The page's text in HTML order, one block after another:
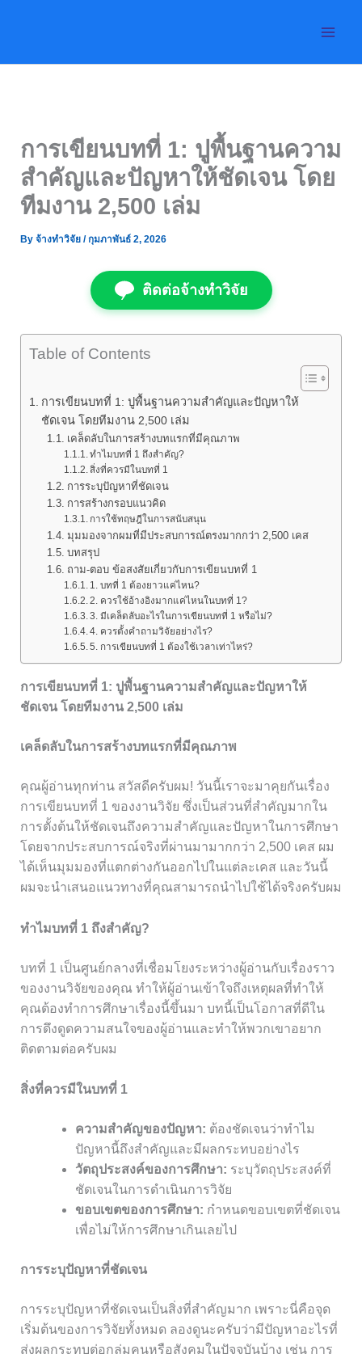
การเขียนบทที่ 1: ปูพื้นฐานความ
สำคัญและปัญหาให้ชัดเจน โดย
ทีมงาน 2,500 เล่ม
By จ้างทำวิจัย /กุมภาพันธ์ 2, 2026
ติดต่อจ้างทำวิจัย
Table of Contents
การเขียนบทที่ 1: ปูพื้นฐานความสำคัญและปัญหาให้
ชัดเจน โดยทีมงาน 2,500 เล่ม
เคล็ดลับในการสร้างบทแรกที่มีคุณภาพ
ทำไมบทที่ 1 ถึงสำคัญ?
สิ่งที่ควรมีในบทที่ 1
การระบุปัญหาที่ชัดเจน
การสร้างกรอบแนวคิด
การใช้ทฤษฎีในการสนับสนุน
มุมมองจากผมที่มีประสบการณ์ตรงมากกว่า 2,500 เคส
บทสรุป
ถาม-ตอบ ข้อสงสัยเกี่ยวกับการเขียนบทที่ 1
1. บทที่ 1 ต้องยาวแค่ไหน?
2. ควรใช้อ้างอิงมากแค่ไหนในบทที่ 1?
3. มีเคล็ดลับอะไรในการเขียนบทที่ 1 หรือไม่?
4. ควรตั้งคำถามวิจัยอย่างไร?
5. การเขียนบทที่ 1 ต้องใช้เวลาเท่าไหร่?
การเขียนบทที่ 1: ปูพื้นฐานความสำคัญและปัญหาให้
ชัดเจน โดยทีมงาน 2,500 เล่ม
เคล็ดลับในการสร้างบทแรกที่มีคุณภาพ
คุณผู้อ่านทุกท่าน สวัสดีครับผม! วันนี้เราจะมาคุยกันเรื่อง
การเขียนบทที่ 1 ของงานวิจัย ซึ่งเป็นส่วนที่สำคัญมากใน
การตั้งต้นให้ชัดเจนถึงความสำคัญและปัญหาในการศึกษา
โดยจากประสบการณ์จริงที่ผ่านมามากกว่า 2,500 เคส ผม
ได้เห็นมุมมองที่แตกต่างกันออกไปในแต่ละเคส และวันนี้
ผมจะนำเสนอแนวทางที่คุณสามารถนำไปใช้ได้จริงครับผม
ทำไมบทที่ 1 ถึงสำคัญ?
บทที่ 1 เป็นศูนย์กลางที่เชื่อมโยงระหว่างผู้อ่านกับเรื่องราว
ของงานวิจัยของคุณ ทำให้ผู้อ่านเข้าใจถึงเหตุผลที่ทำให้
คุณต้องทำการศึกษาเรื่องนี้ขึ้นมา บทนี้เป็นโอกาสที่ดีใน
การดึงดูดความสนใจของผู้อ่านและทำให้พวกเขาอยาก
ติดตามต่อครับผม
สิ่งที่ควรมีในบทที่ 1
ความสำคัญของปัญหา: ต้องชัดเจนว่าทำไม
ปัญหานี้ถึงสำคัญและมีผลกระทบอย่างไร
วัตถุประสงค์ของการศึกษา: ระบุวัตถุประสงค์ที่
ชัดเจนในการดำเนินการวิจัย
ขอบเขตของการศึกษา: กำหนดขอบเขตที่ชัดเจน
เพื่อไม่ให้การศึกษาเกินเลยไป
การระบุปัญหาที่ชัดเจน
การระบุปัญหาที่ชัดเจนเป็นสิ่งที่สำคัญมาก เพราะนี่คือจุด
เริ่มต้นของการวิจัยทั้งหมด ลองดูนะครับว่ามีปัญหาอะไรที่
ส่งผลกระทบต่อกลุ่มคนหรือสังคมในปัจจุบันบ้าง เช่น การ